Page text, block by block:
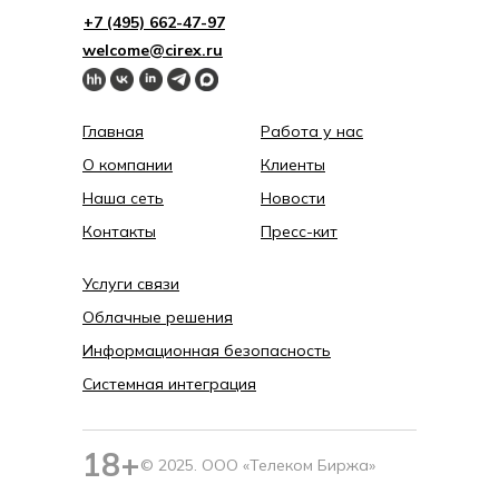
Главная
О компании
Наша сеть
Контакты
Работа у нас
Клиенты
Новости
Пресс-кит
welcome@cirex.ru
+7 (495) 662-4 7-97
18+© 2025. ООО «Телеком Биржа»
Услуги связи
Облачные решения
Информационная безопасность
Системная интеграция